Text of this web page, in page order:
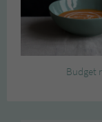
Budget